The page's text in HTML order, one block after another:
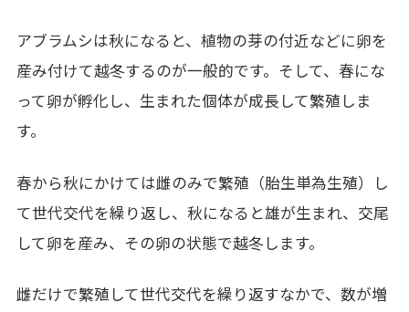
アブラムシは秋になると、植物の芽の付近などに卵を
産み付けて越冬するのが一般的です。そして、春にな
って卵が孵化し、生まれた個体が成長して繁殖しま
す。
春から秋にかけては雌のみで繁殖（胎生単為生殖）し
て世代交代を繰り返し、秋になると雄が生まれ、交尾
して卵を産み、その卵の状態で越冬します。
雌だけで繁殖して世代交代を繰り返すなかで、数が増